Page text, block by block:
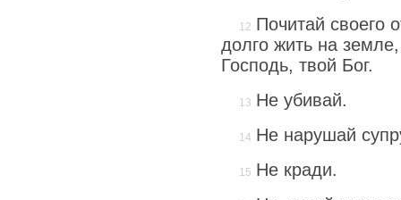
Почитай своего
долго жить на
Господь, твой Бог.
Не убивай.
Не нарушай
Не кради.